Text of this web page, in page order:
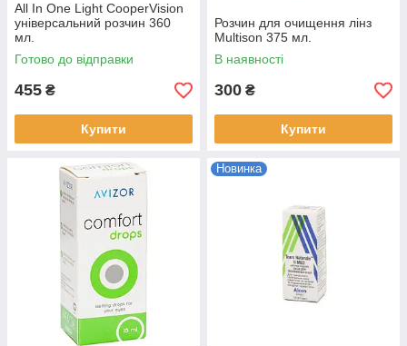
All In One Light CooperVision
універсальний розчин 360
мл.
Готово до відправки
455 ₴
Купити
Розчин для очищення лінз
Multison 375 мл.
В наявності
300 ₴
Купити
Новинка